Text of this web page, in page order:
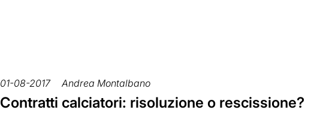
01-08-2017 Andrea Montalbano
Contratti calciatori: risoluzione o rescissione?